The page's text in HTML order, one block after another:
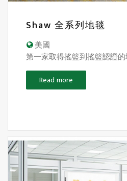
Shaw 全系列地毯
美國
第一家取得搖籃到搖籃認證
Read more